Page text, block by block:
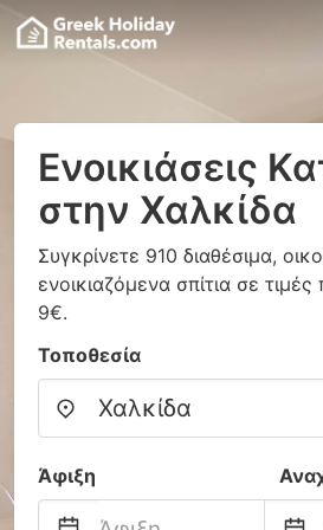
Ενοικιάσεις
στην Χαλκίδα
Συγκρίνετε 910 διαθέσιμα,
ενοικιαζόμενα σπίτια σε
9€.
Τοποθεσία
Άφιξη